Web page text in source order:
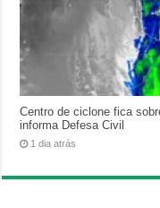
Centro de ciclone fica
informa Defesa Civil
1 dia atrás